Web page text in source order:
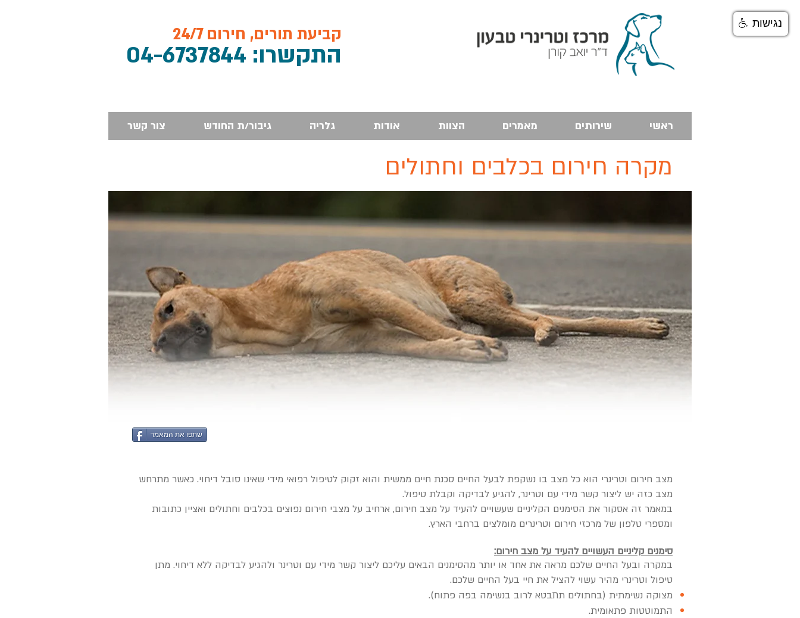
קביעת תורים, חירום 24/7
התקשרו: 04-6737844
צור קשר גיבור/ת החודש גלריה אודות הצוות מאמרים שירותים ראשי
מקרה חירום בכלבים וחתולים
מצב חירום וטרינרי הוא כל מצב בו נשקפת לבעל החיים סכנת חיים ממשית והוא זקוק לטיפול רפואי מידי שאינו סובל דיחוי. כאשר מתרחש
מצב כזה יש ליצור קשר מידי עם וטרינר, להגיע לבדיקה וקבלת טיפול.
במאמר זה אסקור את הסימנים הקליניים שעשויים להעיד על מצב חירום, ארחיב על מצבי חירום נפוצים בכלבים וחתולים ואציין כתובות
ומספרי טלפון של מרכזי חירום וטרינרים מומלצים ברחבי הארץ.
סימנים קליניים העשויים להעיד על מצב חירום:
במקרה ובעל החיים שלכם מראה את אחד או יותר מהסימנים הבאים עליכם ליצור קשר מידי עם וטרינר ולהגיע לבדיקה ללא דיחוי. מתן
טיפול וטרינרי מהיר עשוי להציל את חיי בעל החיים שלכם.
מצוקה נשימתית (בחתולים תתבטא לרוב בנשימה בפה פתוח).
התמוטטות פתאומית.
שתפו את המאמר
נגישות